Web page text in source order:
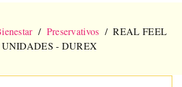
Preservativos
REAL FEEL
UNIDADES - DUREX